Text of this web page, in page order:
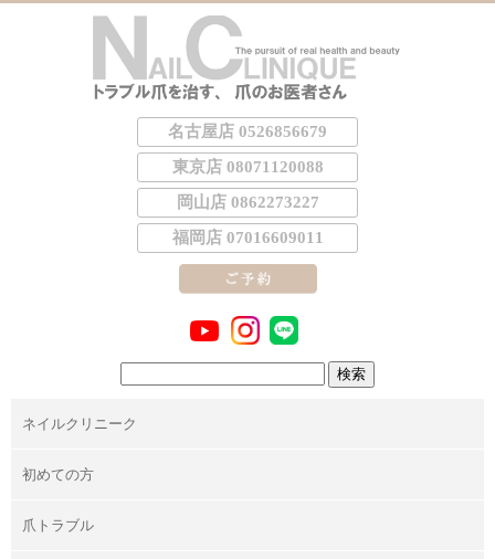
名古屋店 0526856679
東京店 08071120088
岡山店 0862273227
福岡店 07016609011
ネイルクリニーク
初めての方
爪トラブル